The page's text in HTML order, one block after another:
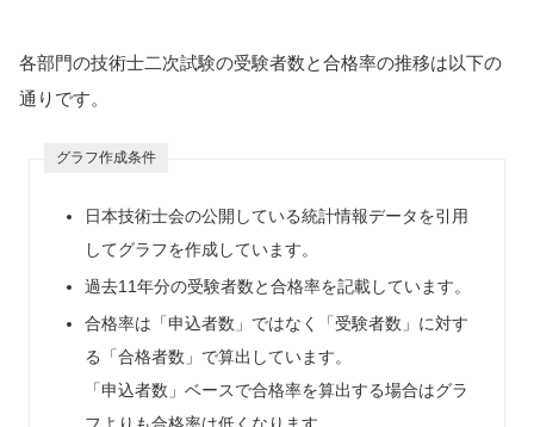
各部門の技術士二次試験の受験者数と合格率の推移は以下の
通りです。
グラフ作成条件
日本技術士会の公開している統計情報データを引用
してグラフを作成しています。
過去11年分の受験者数と合格率を記載しています。
合格率は「申込者数」ではなく「受験者数」に対す
る「合格者数」で算出しています。
「申込者数」ベースで合格率を算出する場合はグラ